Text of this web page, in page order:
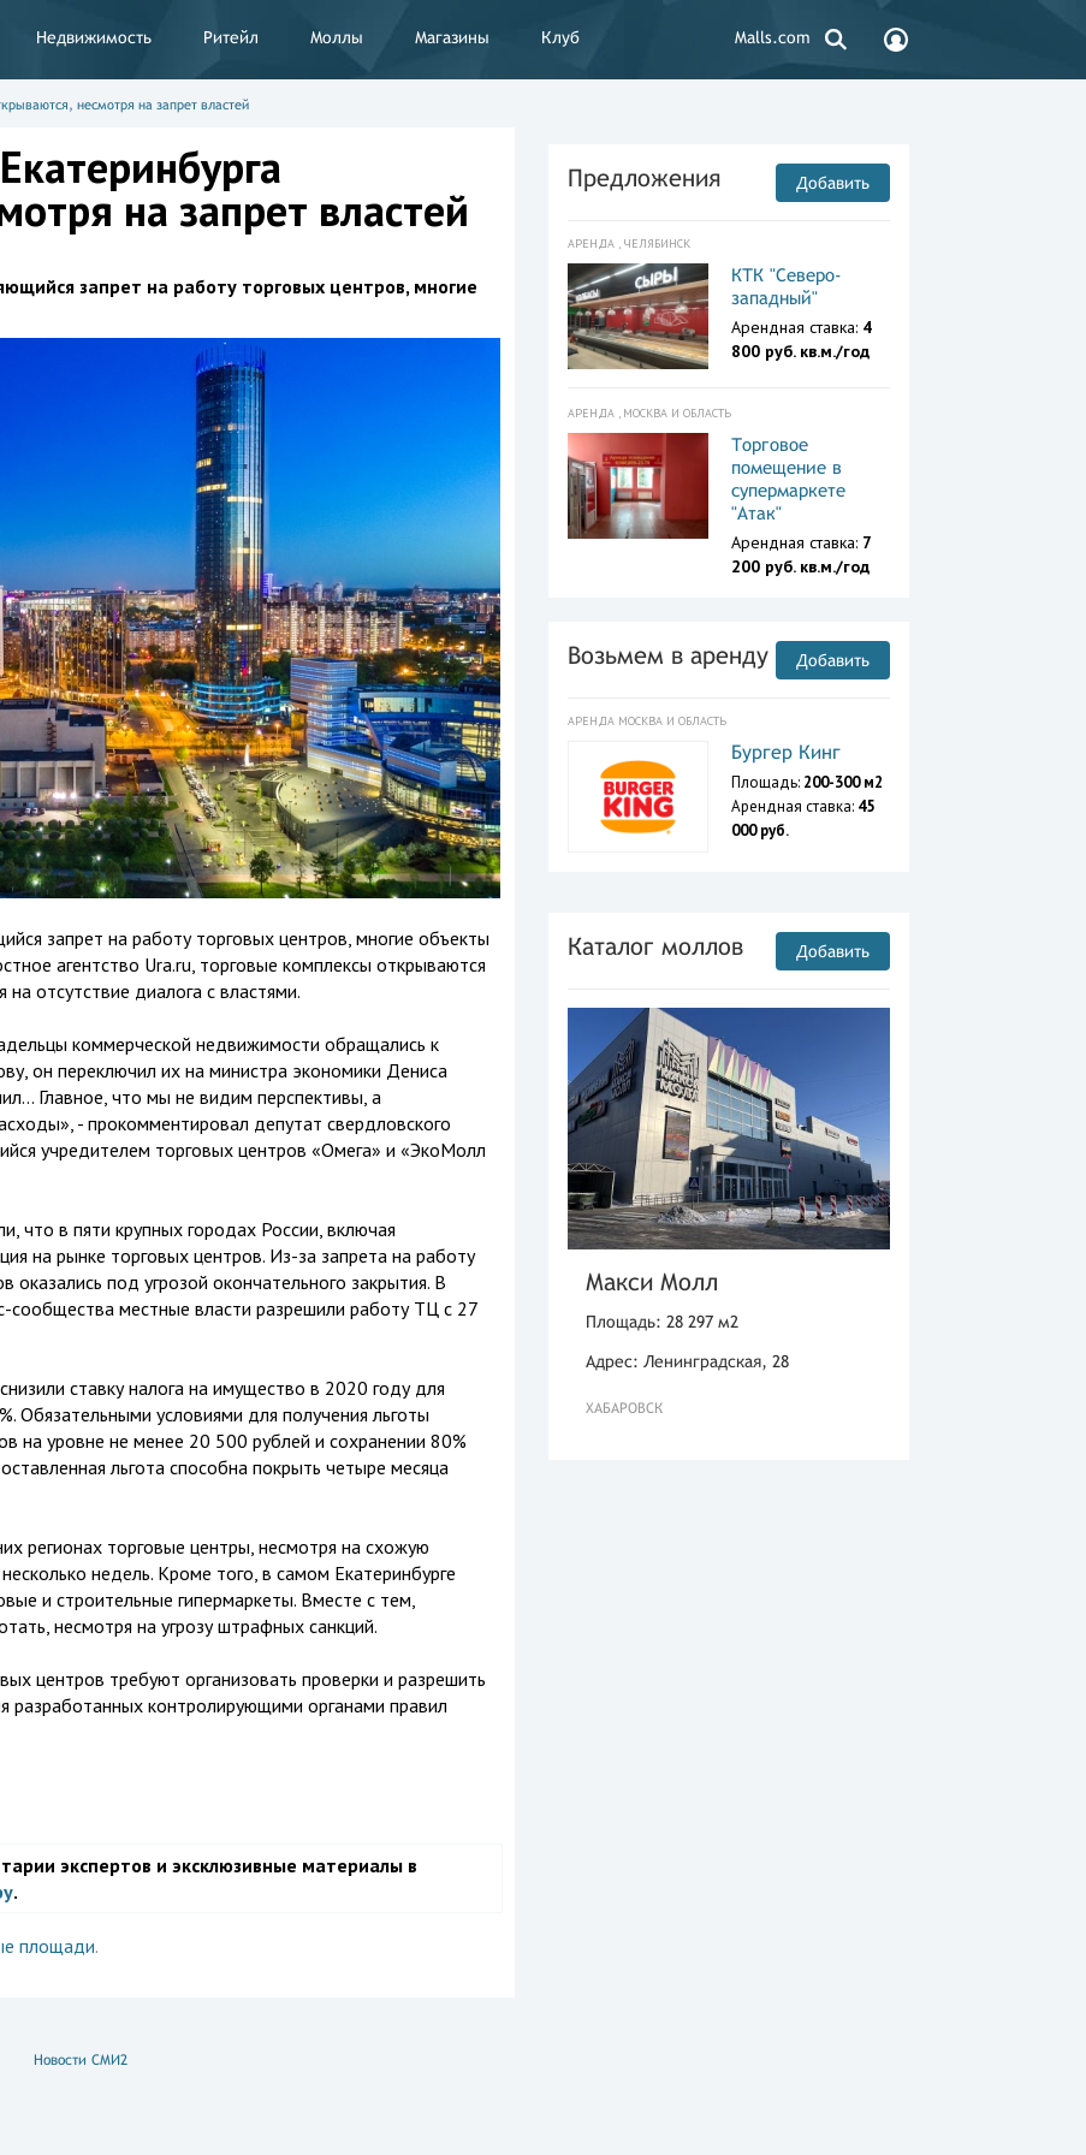
Недвижимость Ритейл Моллы Магазины Клуб Malls.com
несмотря на запрет властей
на запрет властей
запрет на работу торговых центров, многие
запрет на работу торговых центров, многие объекты
агентство Ura.ru, торговые комплексы открываются
отсутствие диалога с властями.
коммерческой недвижимости обращались к
он переключил их на министра экономики Дениса
Главное, что мы не видим перспективы, а
- прокомментировал депутат свердловского
учредителем торговых центров «Омега» и «ЭкоМолл
что в пяти крупных городах России, включая
на рынке торговых центров. Из-за запрета на работу
под угрозой окончательного закрытия. В
сообщества местные власти разрешили работу ТЦ с 27
ставку налога на имущество в 2020 году для
Обязательными условиями для получения льготы
на уровне не менее 20 500 рублей и сохранении 80%
льгота способна покрыть четыре месяца
регионах торговые центры, несмотря на схожую
недель. Кроме того, в самом Екатеринбурге
и строительные гипермаркеты. Вместе с тем,
несмотря на угрозу штрафных санкций.
центров требуют организовать проверки и разрешить
разработанных контролирующими органами правил
экспертов и эксклюзивные материалы в
.
площади.
Новости СМИ2
Предложения Добавить
АРЕНДА , ЧЕЛЯБИНСК
КТК "Северо-
западный"
Арендная ставка: 4
800 руб. кв.м./год
АРЕНДА , МОСКВА И ОБЛАСТЬ
Торговое
помещение в
супермаркете
"Атак"
Арендная ставка: 7
200 руб. кв.м./год
Возьмем в аренду Добавить
АРЕНДА МОСКВА И ОБЛАСТЬ
Бургер Кинг
Площадь: 200-300 м2
Арендная ставка: 45
000 руб.
Каталог моллов Добавить
Макси Молл
Площадь: 28 297 м2
Адрес: Ленинградская, 28
ХАБАРОВСК